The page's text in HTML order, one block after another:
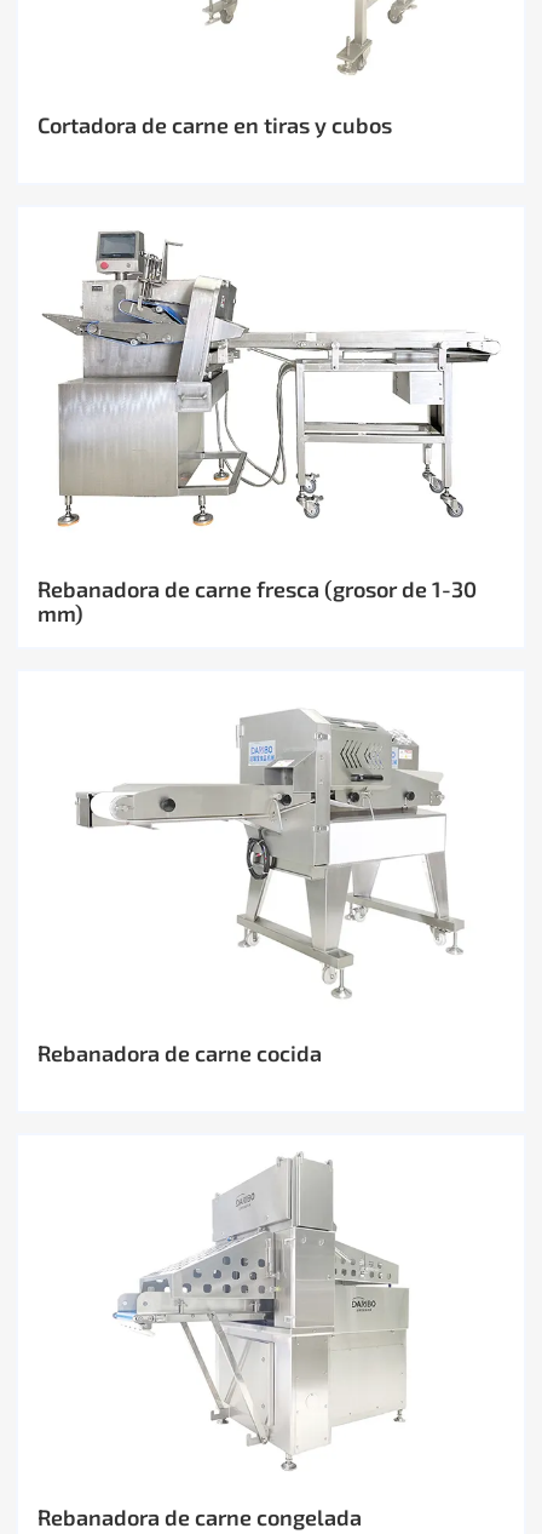
Cortadora de carne en tiras y cubos
Rebanadora de carne fresca (grosor de 1-30
mm)
Rebanadora de carne cocida
Rebanadora de carne congelada